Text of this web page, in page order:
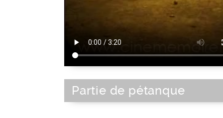
Partie de pétanque